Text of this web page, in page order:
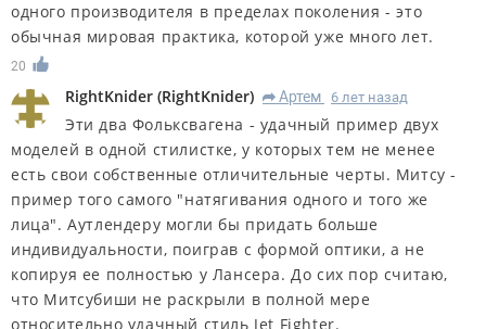
одного производителя в пределах поколения - это
обычная мировая практика, которой уже много лет.
20
RightKnider (RightKnider) R Артем 6 лет назад
Эти два Фольксвагена - удачный пример двух
моделей в одной стилистке, у которых тем не менее
есть свои собственные отличительные черты. Митсу -
пример того самого "натягивания одного и того же
лица". Аутлендеру могли бы придать больше
индивидуальности, поиграв с формой оптики, а не
копируя ее полностью у Лансера. До сих пор считаю,
что Митсубиши не раскрыли в полной мере
относительно удачный стиль Jet Fighter.